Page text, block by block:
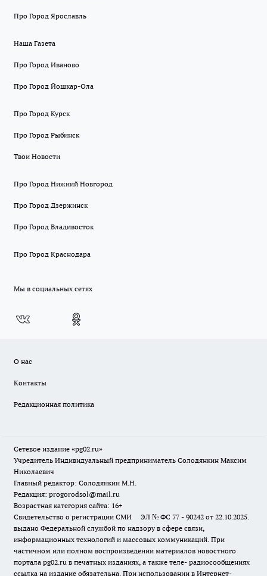
Про Город Ярославль
Наша Газета
Про Город Иваново
Про Город Йошкар-Ола
Про Город Курск
Про Город Рыбинск
Твои Новости
Про Город Нижний Новгород
Про Город Дзержинск
Про Город Владивосток
Про Город Краснодара
Мы в социальных сетях
О нас
Контакты
Редакционная политика
Сетевое издание «pg02.ru»
Учредитель Индивидуальный предприниматель Солодянкин Максим
Николаевич
Главный редактор: Солодянкин М.Н.
Редакция: progorodsol@mail.ru
Возрастная категория сайта: 16+
Свидетельство о регистрации СМИ ЭЛ № ФС 77 - 90242 от 22.10.2025.
выдано Федеральной службой по надзору в сфере связи,
информационных технологий и массовых коммуникаций. При
частичном или полном воспроизведении материалов новостного
портала pg02.ru в печатных изданиях, а также теле- радиосообщениях
ссылка на издание обязательна. При использовании в Интернет-